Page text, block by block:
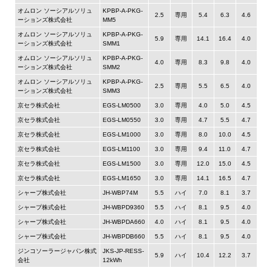
オムロン ソーシアルソリュ
ーションズ株式会社
KPBP-A-PKG-
MM5
2.5 専用 5.4 6.3 4.6
オムロン ソーシアルソリュ
ーションズ株式会社
KPBP-A-PKG-
SMM1
5.9 専用 14.1 16.4 4.0
オムロン ソーシアルソリュ
ーションズ株式会社
KPBP-A-PKG-
SMM2
4.0 専用 8.3 9.8 4.0
オムロン ソーシアルソリュ
ーションズ株式会社
KPBP-A-PKG-
SMM3
2.5 専用 5.5 6.5 4.0
京セラ株式会社 EGS-LM0500 3.0 専用 4.0 5.0 4.5
京セラ株式会社 EGS-LM0550 3.0 専用 4.7 5.5 4.7
京セラ株式会社 EGS-LM1000 3.0 専用 8.0 10.0 4.5
京セラ株式会社 EGS-LM1100 3.0 専用 9.4 11.0 4.7
京セラ株式会社 EGS-LM1500 3.0 専用 12.0 15.0 4.5
京セラ株式会社 EGS-LM1650 3.0 専用 14.1 16.5 4.7
シャープ株式会社 JH-WBP74M 5.5 ハイ 7.0 8.1 3.7
シャープ株式会社 JH-WBPD9360 5.5 ハイ 8.1 9.5 4.0
シャープ株式会社 JH-WBPDA660 4.0 ハイ 8.1 9.5 4.0
シャープ株式会社 JH-WBPDB660 5.5 ハイ 8.1 9.5 4.0
ジンコソーラージャパン株式
会社
JKS-JP-RESS-
12kWh
5.9 ハイ 10.4 12.2 3.7